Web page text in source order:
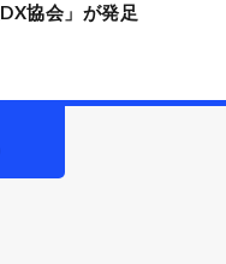
協会」が発足